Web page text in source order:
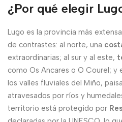
¿Por qué elegir
Lugo es la provincia más
de contrastes: al norte, una
extraordinarias; al sur y al este,
como Os Ancares o O Courel; y
los valles fluviales del Miño,
atravesados por ríos y
territorio está protegido por